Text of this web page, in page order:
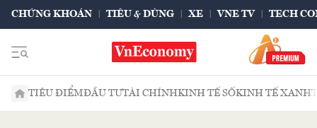
CHỨNG KHOÁN TIÊU & DÙNG XE VNE TV TECH
TIÊU ĐIỂMĐẦU TƯTÀI CHÍNHKINH TẾ SỐKINH TẾ XANH